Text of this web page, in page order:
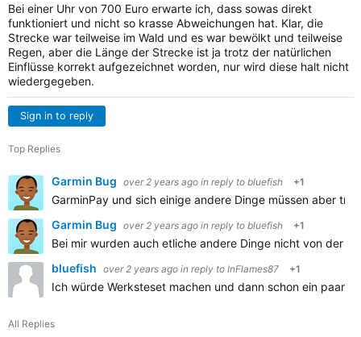
Bei einer Uhr von 700 Euro erwarte ich, dass sowas direkt
funktioniert und nicht so krasse Abweichungen hat. Klar, die
Strecke war teilweise im Wald und es war bewölkt und teilweise
Regen, aber die Länge der Strecke ist ja trotz der natürlichen
Einflüsse korrekt aufgezeichnet worden, nur wird diese halt nicht
wiedergegeben.
Sign in to reply
Top Replies
Garmin Bug over 2 years ago in reply to bluefish +1
GarminPay und sich einige andere Dinge müssen aber
Garmin Bug over 2 years ago in reply to bluefish +1
Bei mir wurden auch etliche andere Dinge nicht von der
bluefish over 2 years ago in reply to InFlames87 +1
Ich würde Werksteset machen und dann schon ein paar
All Replies